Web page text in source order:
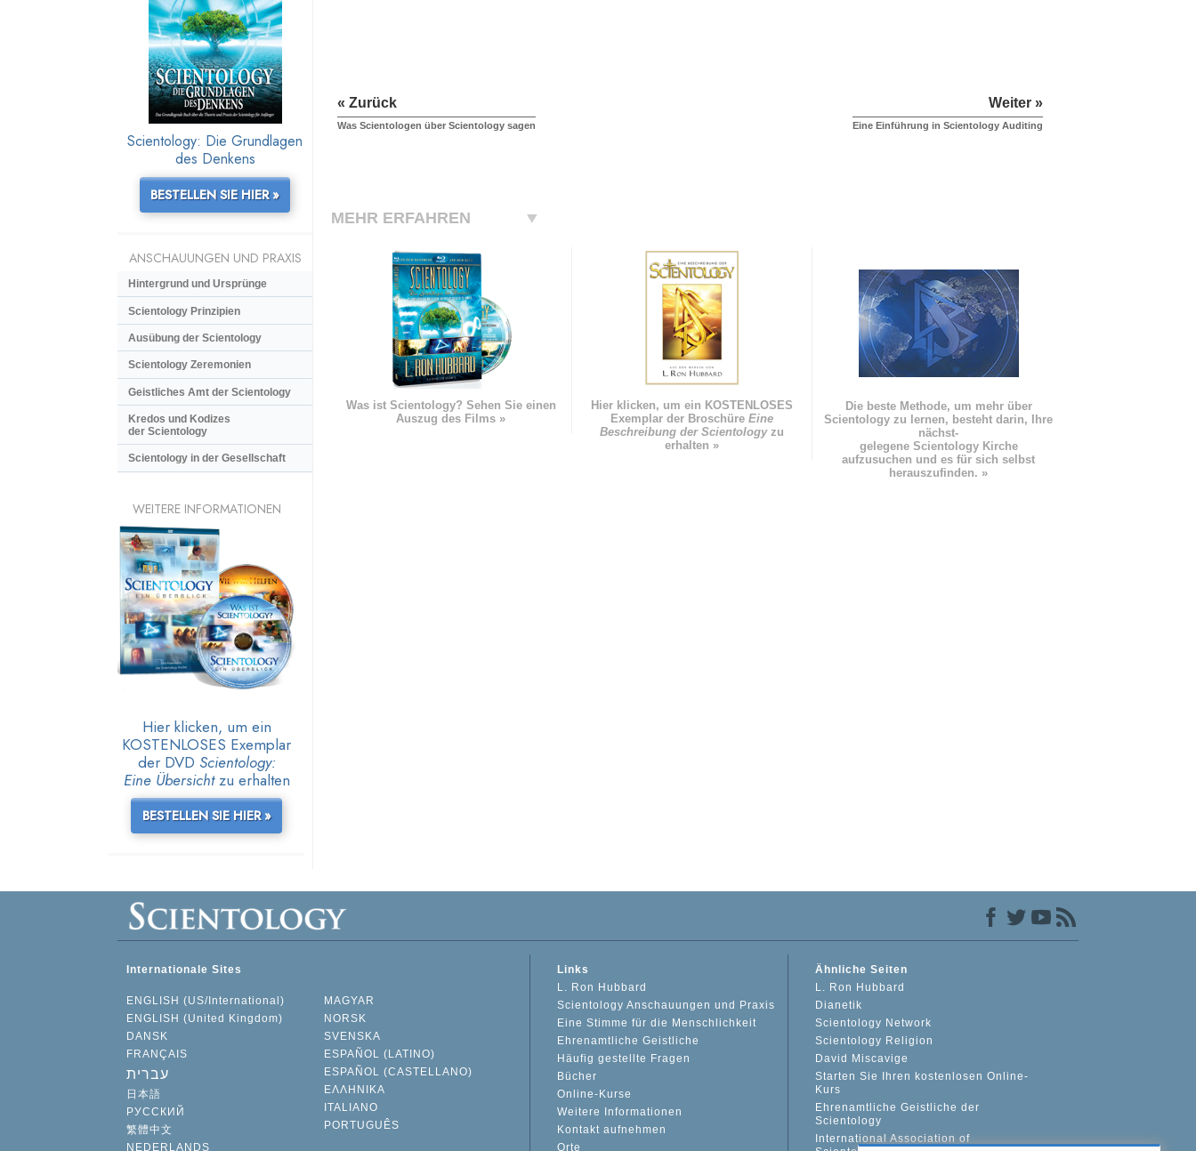
« Zurück
Was Scientologen über Scientology sagen
Weiter »
Eine Einführung in Scientology Auditing
MEHR ERFAHREN
Was ist Scientology? Sehen Sie einen
Auszug des Films »
Hier klicken, um ein KOSTENLOSES
Exemplar der Broschüre Eine
Beschreibung der Scientologyzu
erhalten »
Die beste Methode, um mehr über
Scientology zu lernen, besteht darin, Ihre
nächst-
gelegene Scientology Kirche
aufzusuchen und es für sich selbst
herauszufinden. »
Scientology: Die Grundlagen
des Denkens
BESTELLEN SIE HIER »
ANSCHAUUNGEN UND PRAXIS
Hintergrund und Ursprünge
Scientology Prinzipien
Ausübung der Scientology
Scientology Zeremonien
Geistliches Amt der Scientology
Kredos und Kodizes
der Scientology
Scientology in der Gesellschaft
WEITERE INFORMATIONEN
Hier klicken, um ein
KOSTENLOSES Exemplar
der DVD Scientology:
Eine Übersichtzu erhalten
BESTELLEN SIE HIER »
Internationale Sites
ENGLISH (US/International)
ENGLISH (United Kingdom)
DANSK
FRANÇAIS
עברית
日本語
РУССКИЙ
繁體中文
NEDERLANDS
MAGYAR
NORSK
SVENSKA
ESPAÑOL (LATINO)
ESPAÑOL (CASTELLANO)
ΕΛΛΗΝΙΚA
ITALIANO
PORTUGUÊS
Links
L. Ron Hubbard
Scientology Anschauungen und Praxis
Eine Stimme für die Menschlichkeit
Ehrenamtliche Geistliche
Häufig gestellte Fragen
Bücher
Online-Kurse
Weitere Informationen
Kontakt aufnehmen
Orte
Ähnliche Seiten
L. Ron Hubbard
Dianetik
Scientology Network
Scientology Religion
David Miscavige
Starten Sie Ihren kostenlosen Online-
Kurs
Ehrenamtliche Geistliche der
Scientology
International Association of